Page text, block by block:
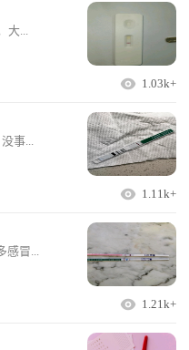
大...
1.03k+
事...
1.11k+
感冒...
1.21k+